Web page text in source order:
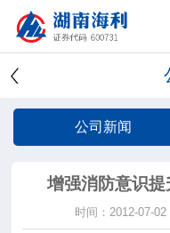
公司新闻
增强消防意识提
时间：2012-07-02